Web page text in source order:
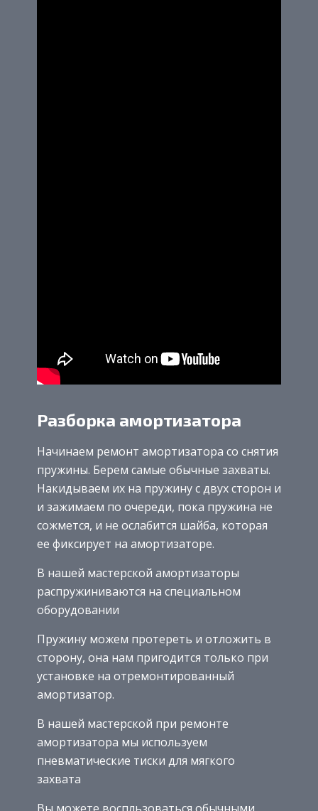
Разборка амортизатора
Начинаем ремонт амортизатора со снятия
пружины. Берем самые обычные захваты.
Накидываем их на пружину с двух сторон и
и зажимаем по очереди, пока пружина не
сожмется, и не ослабится шайба, которая
ее фиксирует на амортизаторе.
В нашей мастерской амортизаторы
распружиниваются на специальном
оборудовании
Пружину можем протереть и отложить в
сторону, она нам пригодится только при
установке на отремонтированный
амортизатор.
В нашей мастерской при ремонте
амортизатора мы используем
пневматические тиски для мягкого
захвата